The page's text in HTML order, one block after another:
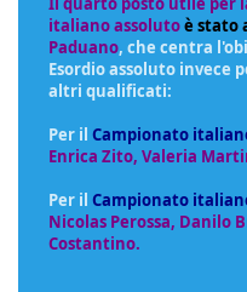
italiano assolutoè stato
Paduano, che centra
Esordio assoluto invece
altri qualificati:
Per il Campionato
Enrica Zito, Valeria
Per il Campionato
Nicolas Perossa, Danilo
Costantino.